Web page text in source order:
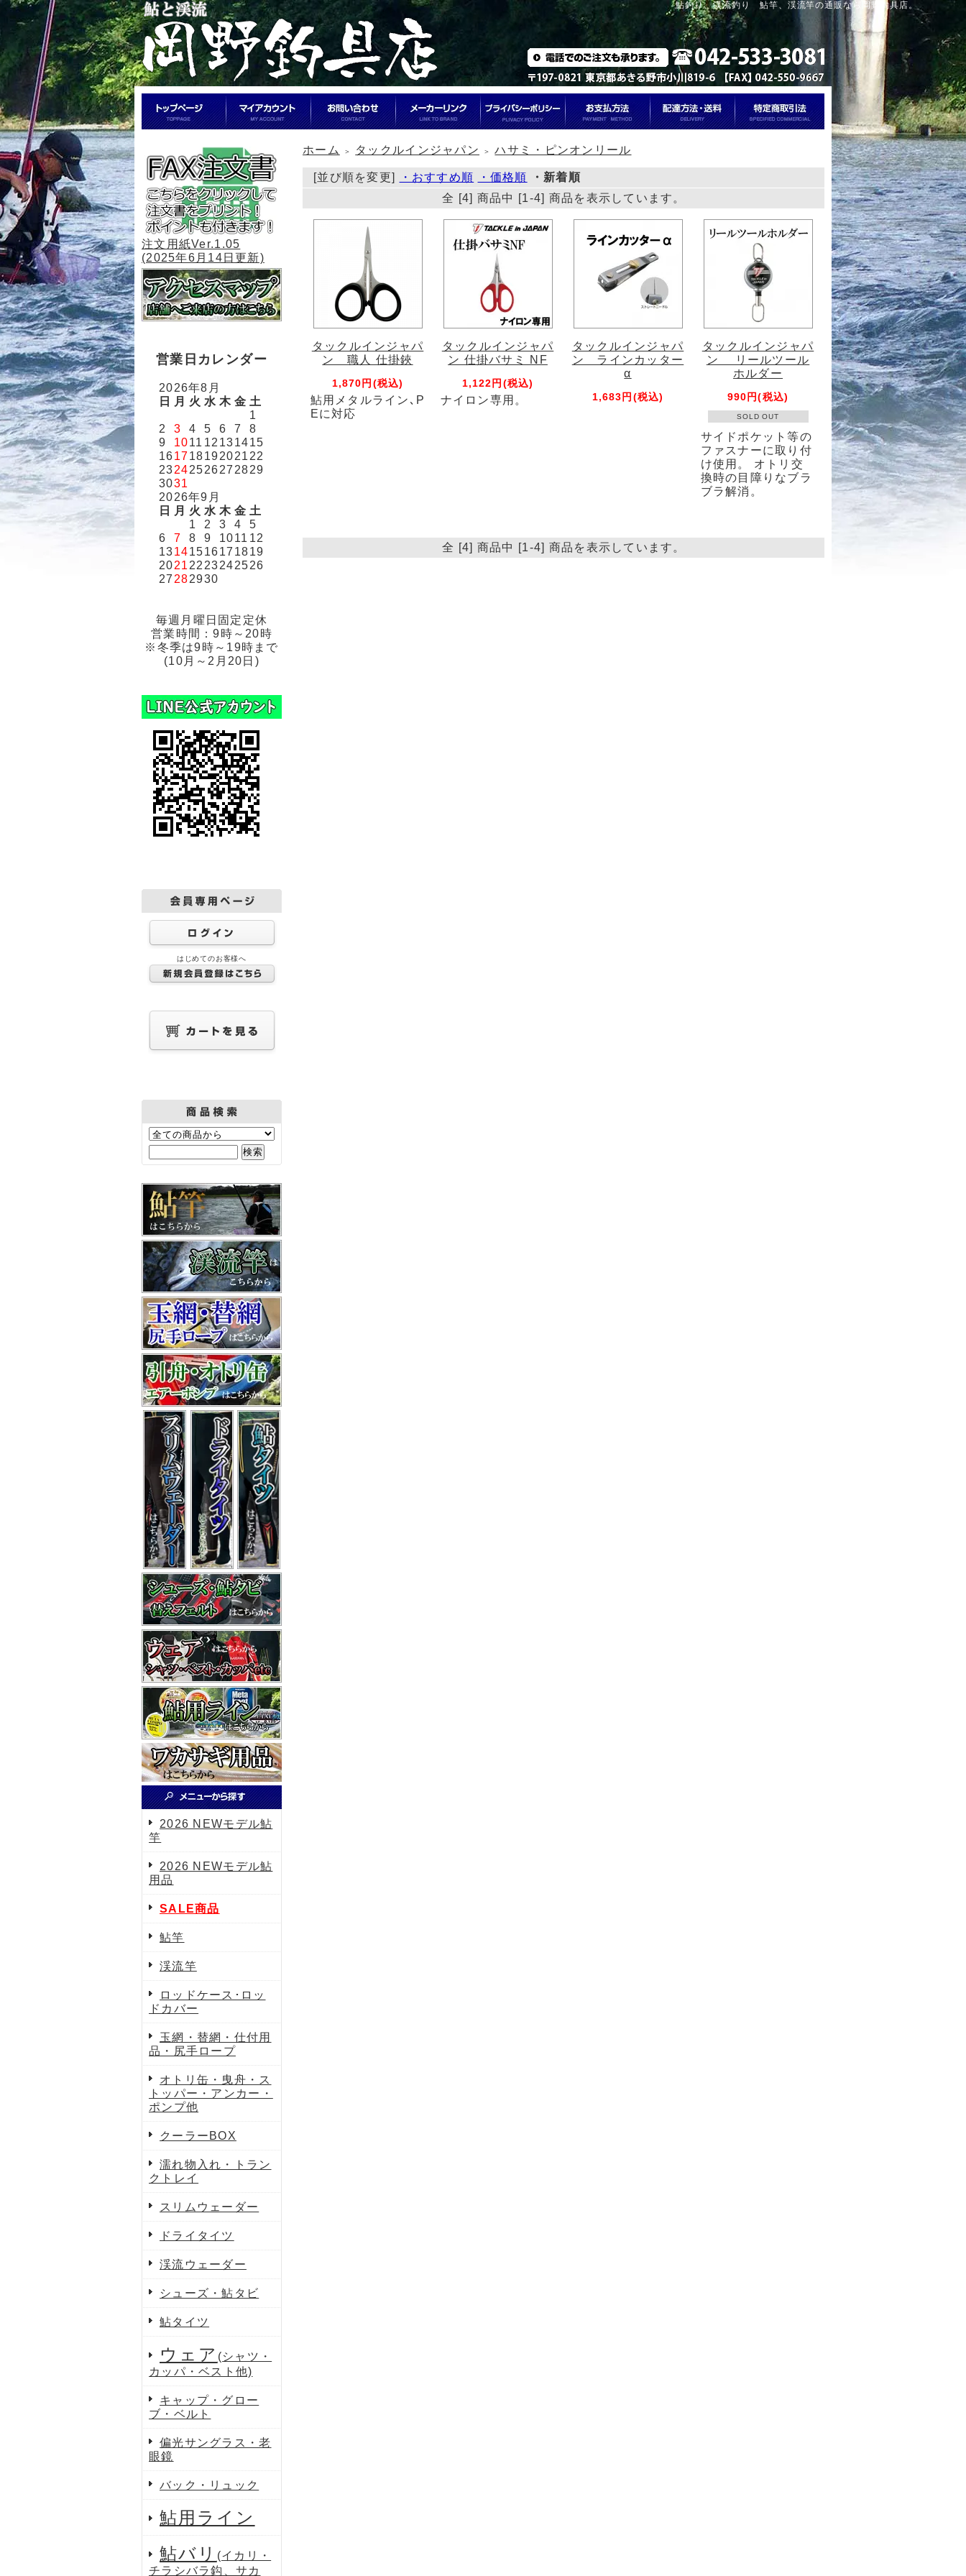
鮎釣り、渓流釣り 鮎竿、渓流竿の通販なら岡野釣具店。
注文用紙Ver.1.05
(2025年6月14日更新)
営業日カレンダー
2026年8月
日
月 火 水 木 金 土
1
2
3 4 5 6 7
8
9
1011 12 131415
161718192021 22
2324252627 2829
3031
2026年9月
日
月 火 水 木 金 土
1
2 3 4
5
6
7 8 9 1011 12
1314151617 1819
2021 22 23242526
27 282930
毎週月曜日固定定休
営業時間：9時～20時
※冬季は9時～19時まで
(10月～2月20日)
はじめてのお客様へ
2026 NEWモデル鮎
竿
2026 NEWモデル鮎
用品
SALE商品
鮎竿
渓流竿
ロッドケース･ロッ
ドカバー
玉網・替網・仕付用
品・尻手ロープ
オトリ缶・曳舟・ス
トッパー・アンカー・
ポンプ他
クーラーBOX
濡れ物入れ・トラン
クトレイ
スリムウェーダー
ドライタイツ
渓流ウェーダー
シューズ・鮎タビ
鮎タイツ
ウェア (シャツ・
カッパ・ベスト他)
キャップ・グロー
ブ・ベルト
偏光サングラス・老
眼鏡
バック・リュック
鮎用ライン
鮎バリ (イカリ・
チラシバラ鈎、サカ
ホーム ＞ タックルインジャパン ＞ ハサミ・ピンオンリール
[並び順を変更] ・おすすめ順 ・価格順
・新着順
全 [4] 商品中 [1-4] 商品を表示しています。
タックルインジャパ
ン 職人 仕掛鋏
1,870円(税込)
鮎用メタルライン､P
Eに対応
タックルインジャパ
ン 仕掛バサミ NF
1,122円(税込)
ナイロン専用。
タックルインジャパ
ン ラインカッター
α
1,683円(税込)
タックルインジャパ
ン リールツール
ホルダー
990円(税込)
SOLD OUT
サイドポケット等の
ファスナーに取り付
け使用。 オトリ交
換時の目障りなブラ
ブラ解消。
全 [4] 商品中 [1-4] 商品を表示しています。